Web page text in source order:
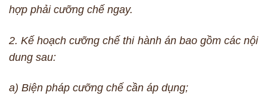
hợp phải cưỡng chế ngay.
2. Kế hoạch cưỡng chế thi hành án bao gồm các nội
dung sau:
a) Biện pháp cưỡng chế cần áp dụng;